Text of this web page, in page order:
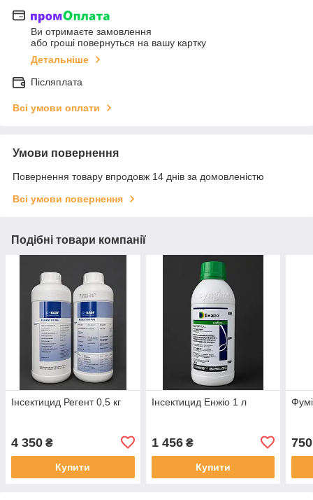
Ви отримаєте замовлення
або гроші повернуться на вашу картку
Детальніше
Післяплата
Всі умови оплати
Умови повернення
Повернення товару впродовж 14 днів за домовленістю
Всі умови повернення
Подібні товари компанії
Інсектицид Регент 0,5 кг
4 350 ₴
Купити
Інсектицид Енжіо 1 л
1 456₴
Купити
750